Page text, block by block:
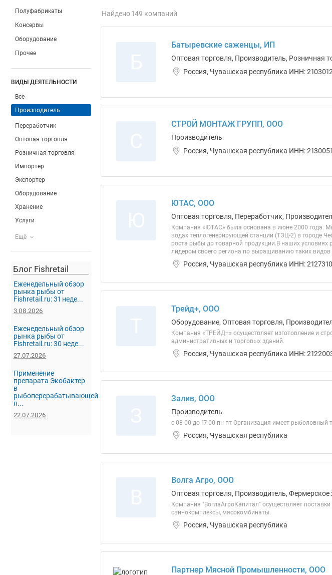
Полуфабрикаты
Консервы
Оборудование
Прочее
ВИДЫ ДЕЯТЕЛЬНОСТИ
Все
Производитель
Переработчик
Оптовая торговля
Розничная торговля
Импортер
Экспортер
Оборудование
Хранение
Услуги
Ещё
Блог Fishretail
Еженедельный обзор
рынка рыбы от
Fishretail.ru: 31 неде...
3.08.2026
Еженедельный обзор
рынка рыбы от
Fishretail.ru: 30 неде...
27.07.2026
Применение
препарата Экобактер
в
рыбоперерабатывающей
п...
22.07.2026
Найдено 149 компаний
Батыревские саженцы, ИП
Оптовая торговля, Производитель, Розничная
Россия, Чувашская республика ИНН:
СТРОЙ МОНТАЖ ГРУПП, ООО
Производитель
Россия, Чувашская республика ИНН:
ЮТАС, ООО
Оптовая торговля, Переработчик,
Компания «ЮТАС» была основана в июне 2000 года.
водах теплогенерирующей станции (ТЭЦ-2) в городе
роста рыбы до товарной продукции.В наших
лидером своего региона по выращиванию таких видов
Россия, Чувашская республика ИНН:
Трейд+, ООО
Оборудование, Оптовая торговля,
Компания «ТРЕЙД+» осуществляет изготовление и
административных и торговых зданий.
Россия, Чувашская республика ИНН:
Залив, ООО
Производитель
с 08-00 до 17-00 пн-пт Организация имеет
Россия, Чувашская республика
Волга Агро, ООО
Оптовая торговля, Производитель, Фермерское
Компания "ВоглаАгроКапитал" осуществляет
свинокомплексы, мясокомбинаты.
Россия, Чувашская республика
Партнер Мясной Промышленности, ООО